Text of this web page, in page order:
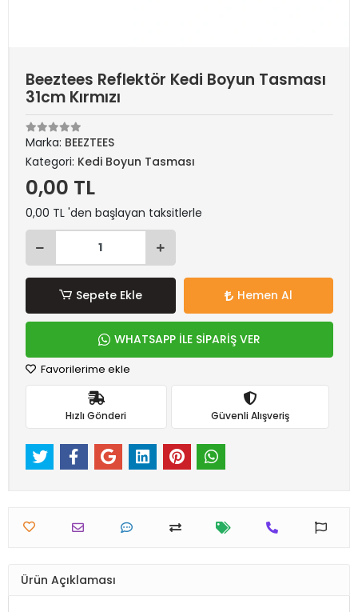
Beeztees Reflektör Kedi Boyun Tasması
31cm Kırmızı
Marka: BEEZTEES
Kategori: Kedi Boyun Tasması
0,00 TL
0,00 TL 'den başlayan taksitlerle
Sepete Ekle Hemen Al
WHATSAPP İLE SİPARİŞ VER
Favorilerime ekle
Hızlı Gönderi Güvenli Alışveriş
Ürün Açıklaması